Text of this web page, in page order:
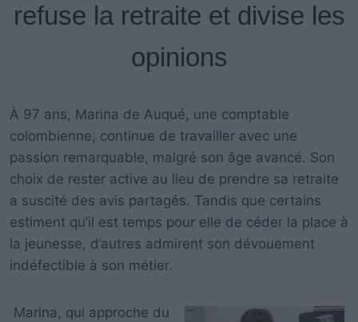
refuse la retraite et divise les
opinions
À 97 ans, Marina de Auqué, une comptable
colombienne, continue de travailler avec une
passion remarquable, malgré son âge avancé. Son
choix de rester active au lieu de prendre sa retraite
a suscité des avis partagés. Tandis que certains
estiment qu’il est temps pour elle de céder la place à
la jeunesse, d’autres admirent son dévouement
indéfectible à son métier.
Marina, qui approche du